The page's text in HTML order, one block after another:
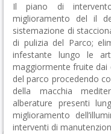
Il piano di
miglioramento del il
sistemazione di
di pulizia del Parco;
infestante lungo le
maggiormente fruite dai
del parco procedendo
della macchia
alberature presenti
miglioramento
interventi di